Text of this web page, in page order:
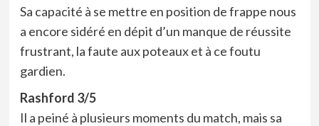
Sa capacité à se mettre en position de frappe nous
a encore sidéré en dépit d’un manque de réussite
frustrant, la faute aux poteaux et à ce foutu
gardien.
Rashford 3/5
Il a peiné à plusieurs moments du match, mais sa